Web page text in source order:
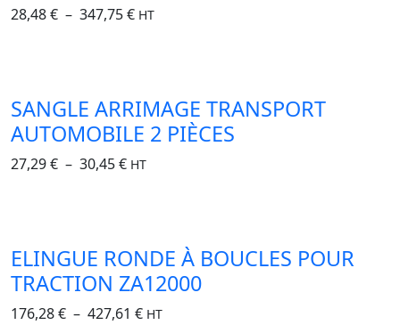
28,48€ – 347,75€ HT
SANGLE ARRIMAGE TRANSPORT
AUTOMOBILE 2 PIÈCES
27,29€ – 30,45€ HT
ELINGUE RONDE À BOUCLES POUR
TRACTION ZA12000
176,28€ – 427,61 € HT